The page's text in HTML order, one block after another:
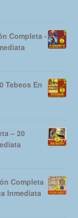
Completa -
Tebeos En
– 20
Completa
Inmediata